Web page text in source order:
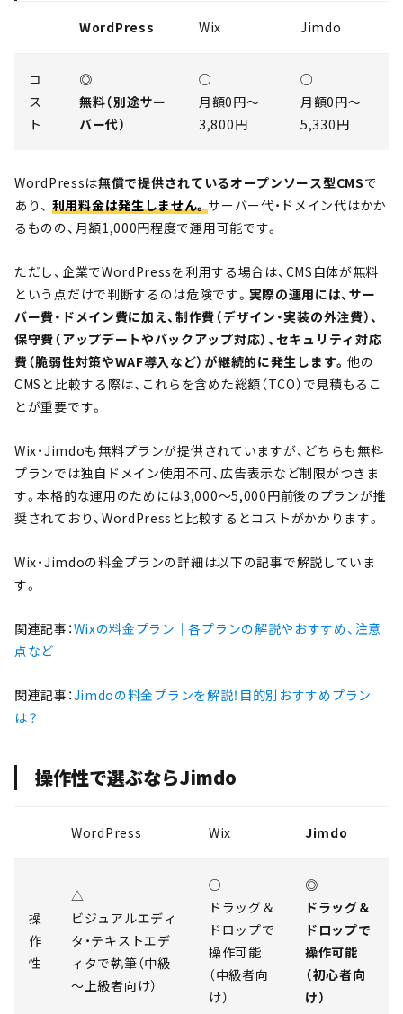
WordPress Wix Jimdo
コ
ス
ト
◎
無料（別途サー
バー代）
○
月額0円～
3,800円
○
月額0円～
5,330円
WordPressは無償で提供されているオープンソース型CMSで
あり、 利用料金は発生しません。サーバー代・ドメイン代はかか
るものの、月額1,000円程度で運用可能です。
ただし、企業でWordPressを利用する場合は、CMS自体が無料
という点だけで判断するのは危険です。 実際の運用には、サー
バー費・ドメイン費に加え、制作費（デザイン・実装の外注費）、
保守費（アップデートやバックアップ対応）、セキュリティ対応
費（脆弱性対策やWAF導入など）が継続的に発生します。 他の
CMSと比較する際は、これらを含めた総額（TCO）で見積もるこ
とが重要です。
Wix・Jimdoも無料プランが提供されていますが、どちらも無料
プランでは独自ドメイン使用不可、広告表示など制限がつきま
す。本格的な運用のためには3,000～5,000円前後のプランが推
奨されており、WordPressと比較するとコストがかかります。
Wix・Jimdoの料金プランの詳細は以下の記事で解説していま
す。
関連記事：Wixの料金プラン｜各プランの解説やおすすめ、注意
点など
関連記事：Jimdoの料金プランを解説！目的別おすすめプラン
は？
操作性で選ぶならJimdo
WordPress Wix Jimdo
操
作
性
△
ビジュアルエディ
タ・テキストエデ
ィタで執筆（中級
～上級者向け）
○
ドラッグ＆
ドロップで
操作可能
（中級者向
け）
◎
ドラッグ＆
ドロップで
操作可能
（初心者向
け）